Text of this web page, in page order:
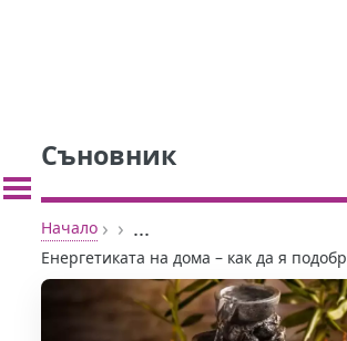
Съновник
Начало › › ...
Енергетиката на дома – как да я